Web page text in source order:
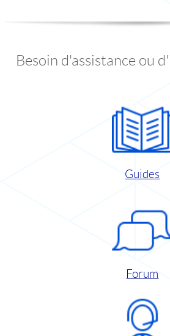
Besoin d'assistance ou
Guides
Forum